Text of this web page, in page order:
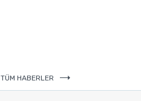
TÜM HABERLER